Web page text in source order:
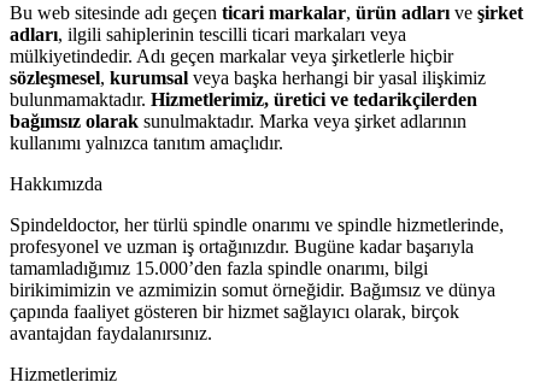
Bu web sitesinde adı geçen ticari markalar, ürün adları ve şirket
adları, ilgili sahiplerinin tescilli ticari markaları veya
mülkiyetindedir. Adı geçen markalar veya şirketlerle hiçbir
sözleşmesel, kurumsal veya başka herhangi bir yasal ilişkimiz
bulunmamaktadır. Hizmetlerimiz, üretici ve tedarikçilerden
bağımsız olarak sunulmaktadır. Marka veya şirket adlarının
kullanımı yalnızca tanıtım amaçlıdır.
Hakkımızda
Spindeldoctor, her türlü spindle onarımı ve spindle hizmetlerinde,
profesyonel ve uzman iş ortağınızdır. Bugüne kadar başarıyla
tamamladığımız 15.000’den fazla spindle onarımı, bilgi
birikimimizin ve azmimizin somut örneğidir. Bağımsız ve dünya
çapında faaliyet gösteren bir hizmet sağlayıcı olarak, birçok
avantajdan faydalanırsınız.
Hizmetlerimiz